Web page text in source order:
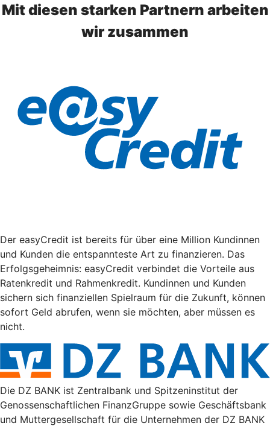
Mit diesen starken Partnern arbeiten
wir zusammen
Der easyCredit ist bereits für über eine Million Kundinnen
und Kunden die entspannteste Art zu finanzieren. Das
Erfolgsgeheimnis: easyCredit verbindet die Vorteile aus
Ratenkredit und Rahmenkredit. Kundinnen und Kunden
sichern sich finanziellen Spielraum für die Zukunft, können
sofort Geld abrufen, wenn sie möchten, aber müssen es
nicht.
Die DZ BANK ist Zentralbank und Spitzeninstitut der
Genossenschaftlichen FinanzGruppe sowie Geschäftsbank
und Muttergesellschaft für die Unternehmen der DZ BANK